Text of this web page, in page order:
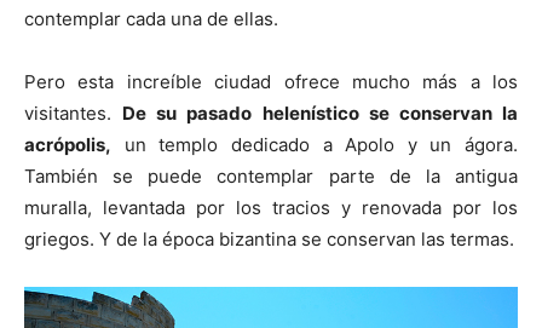
contemplar cada una de ellas.
Pero esta increíble ciudad ofrece mucho más a los
visitantes. De su pasado helenístico se conservan la
acrópolis, un templo dedicado a Apolo y un ágora.
También se puede contemplar parte de la antigua
muralla, levantada por los tracios y renovada por los
griegos. Y de la época bizantina se conservan las termas.